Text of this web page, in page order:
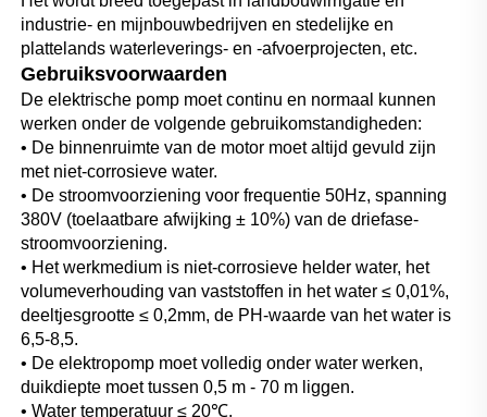
industrie- en mijnbouwbedrijven en stedelijke en
plattelands waterleverings- en -afvoerprojecten, etc.
Gebruiksvoorwaarden
De elektrische pomp moet continu en normaal kunnen
werken onder de volgende gebruikomstandigheden:
• De binnenruimte van de motor moet altijd gevuld zijn
met niet-corrosieve water.
• De stroomvoorziening voor frequentie 50Hz, spanning
380V (toelaatbare afwijking ± 10%) van de driefase-
stroomvoorziening.
• Het werkmedium is niet-corrosieve helder water, het
volumeverhouding van vaststoffen in het water ≤ 0,01%,
deeltjesgrootte ≤ 0,2mm, de PH-waarde van het water is
6,5-8,5.
• De elektropomp moet volledig onder water werken,
duikdiepte moet tussen 0,5 m - 70 m liggen.
• Water temperatuur ≤ 20℃.